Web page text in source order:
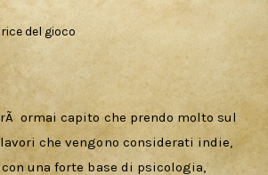
del gioco
ormai capito che prendo molto sul
che vengono considerati indie,
una forte base di psicologia,